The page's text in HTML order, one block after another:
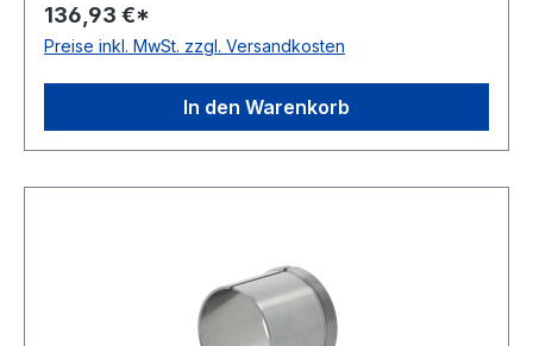
136,93 €*
Preise inkl. MwSt. zzgl. Versandkosten
In den Warenkorb